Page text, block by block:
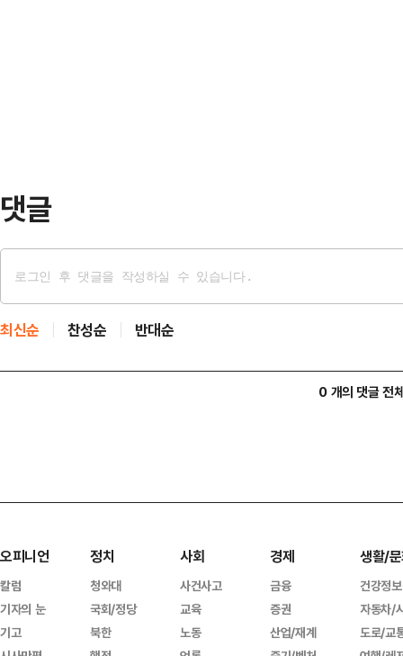
댓글
최신순 찬성순 반대순
0 개의 댓글 전
오피니언
칼럼
기자의 눈
기고
정치
청와대
국회/정당
북한
사회
사건사고
교육
노동
경제
금융
증권
산업/재계
생활/
건강정보
자동차/
도로/교